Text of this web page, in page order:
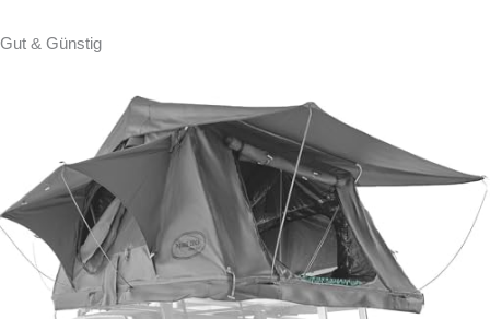
Gut & Günstig